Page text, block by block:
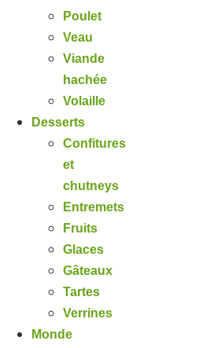
Poulet
Veau
Viande
hachée
Volaille
Desserts
Confitures
et
chutneys
Entremets
Fruits
Glaces
Gâteaux
Tartes
Verrines
Monde